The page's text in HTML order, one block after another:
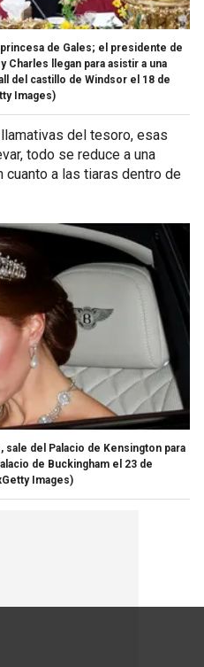
de Gales; el presidente de
Charles llegan para asistir a una
del castillo de Windsor el 18 de
Images)
del tesoro, esas
todo se reduce a una
a las tiaras dentro de
sale del Palacio de Kensington para
de Buckingham el 23 de
Images)